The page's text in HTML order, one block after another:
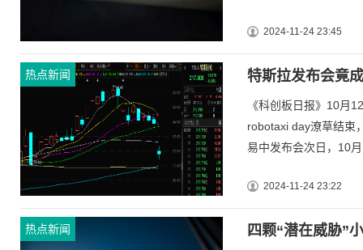
2024-11-24 23:45
热点新闻 特斯拉发布会竟
《科创板日报》10月
robotaxi day潦草结束
易中发布会次日，10
2024-11-24 23:22
热点新闻
四颗“潜在威胁”